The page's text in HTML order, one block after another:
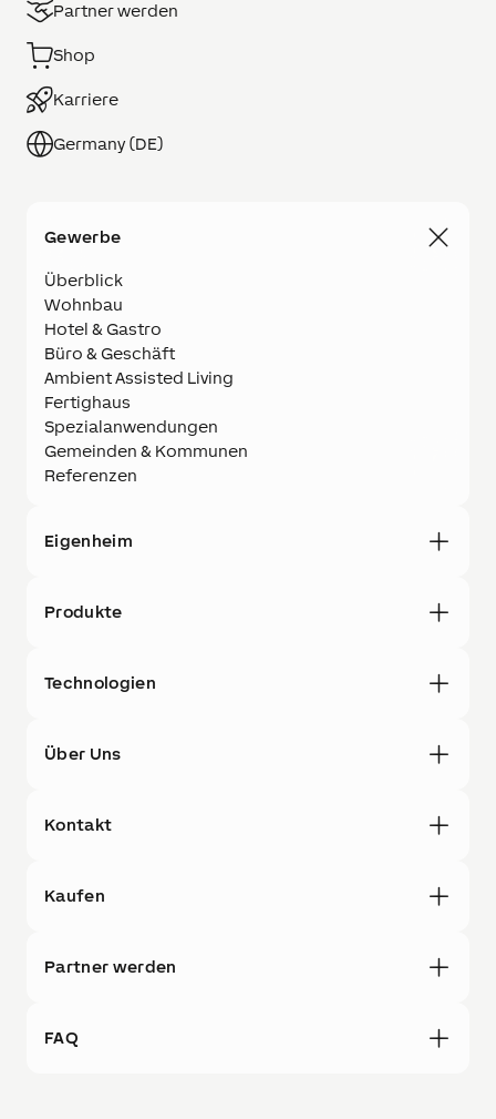
Partner werden
Shop
Karriere
Germany (DE)
Gewerbe
Überblick
Wohnbau
Hotel & Gastro
Büro & Geschäft
Ambient Assisted Living
Fertighaus
Spezialanwendungen
Gemeinden & Kommunen
Referenzen
Eigenheim
Produkte
Technologien
Über Uns
Kontakt
Kaufen
Partner werden
FAQ